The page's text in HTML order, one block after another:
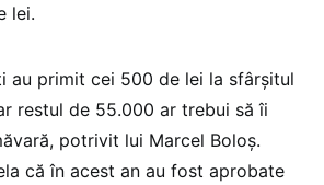
lei.
au primit cei 500 de lei la sfârșitul
restul de 55.000 ar trebui să îi
potrivit lui Marcel Boloș.
că în acest an au fost aprobate